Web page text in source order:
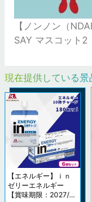
【ノンノン（
SAY マスコット2
現在提供している景
【エネルギー】ｉｎ
ゼリーエネルギー
【賞味期限：2027/0